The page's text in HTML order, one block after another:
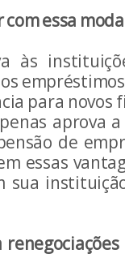
com essa
às
para novos
aprova
de
essas
sua